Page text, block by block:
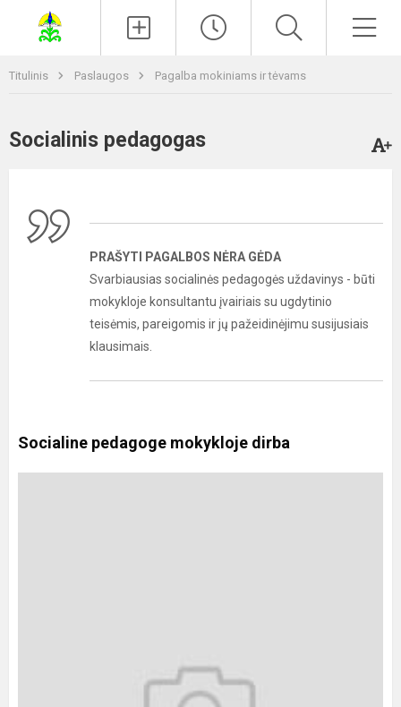
Titulinis Paslaugos Pagalba mokiniams ir tėvams
Socialinis pedagogas
PRAŠYTI PAGALBOS NĖRA GĖDA
Svarbiausias socialinės pedagogės uždavinys - būti
mokykloje konsultantu įvairiais su ugdytinio
teisėmis, pareigomis ir jų pažeidinėjimu susijusiais
klausimais.
Socialine pedagoge mokykloje dirba